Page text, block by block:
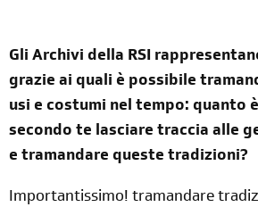
Gli Archivi della RSI
grazie ai quali è possibile
usi e costumi nel tempo: quanto
secondo te lasciare traccia alle
e tramandare queste tradizioni?
Importantissimo! tramandare